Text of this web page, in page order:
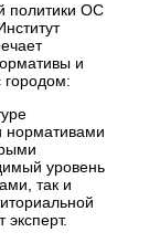
политики ОС
и
городом:
нормативами
уровень
так и